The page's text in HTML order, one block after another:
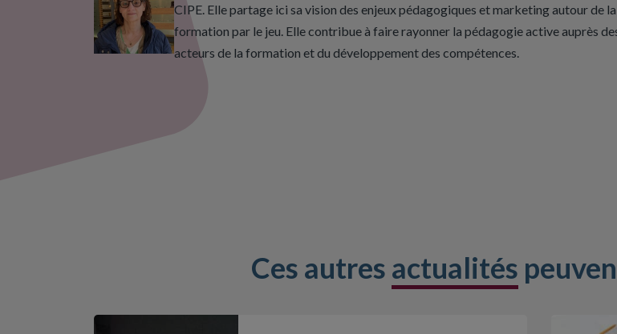
CIPE. Elle partage ici sa vision des enjeux pédagogiques et marketing autour de la
formation par le jeu. Elle contribue à faire rayonner la pédagogie active auprès
acteurs de la formation et du développement des compétences.
Ces autres actualités